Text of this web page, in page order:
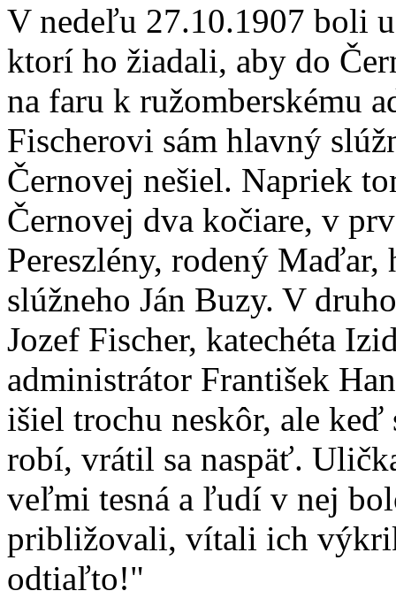
V nedeľu 27.10.1907 boli
ktorí ho žiadali, aby do
na faru k ružomberskému
Fischerovi sám hlavný
Černovej nešiel. Napriek
Černovej dva kočiare, v
Pereszlény, rodený
slúžneho Ján Buzy. V
Jozef Fischer, katechéta
administrátor František
išiel trochu neskôr, ale keď
robí, vrátil sa naspäť.
veľmi tesná a ľudí v nej
približovali, vítali ich
odtiaľto!"